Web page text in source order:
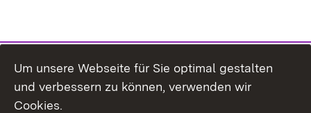
Um unsere Webseite für Sie optimal gestalten
und verbessern zu können, verwenden wir
Cookies.